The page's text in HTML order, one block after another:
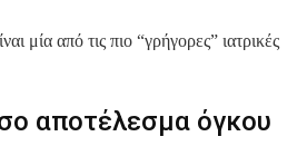
μία από τις πιο “γρήγορες” ιατρικές
αποτέλεσμα όγκου